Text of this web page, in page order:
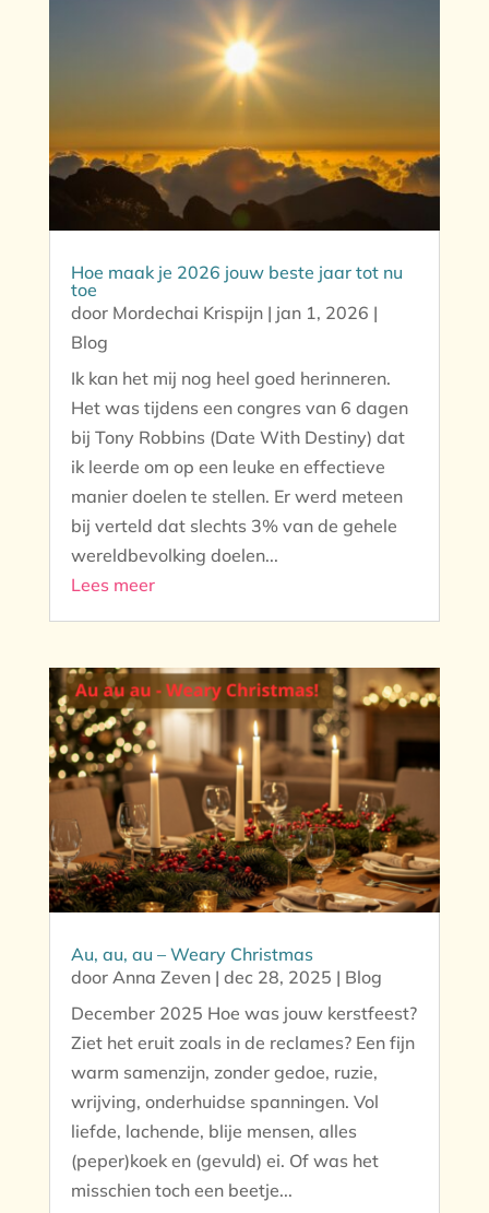
Hoe maak je 2026 jouw beste jaar tot nu
toe
door Mordechai Krispijn| jan 1, 2026 |
Blog
Ik kan het mij nog heel goed herinneren.
Het was tijdens een congres van 6 dagen
bij Tony Robbins (Date With Destiny) dat
ik leerde om op een leuke en effectieve
manier doelen te stellen. Er werd meteen
bij verteld dat slechts 3% van de gehele
wereldbevolking doelen...
Lees meer
Au, au, au – Weary Christmas
door Anna Zeven| dec 28, 2025 | Blog
December 2025 Hoe was jouw kerstfeest?
Ziet het eruit zoals in de reclames? Een fijn
warm samenzijn, zonder gedoe, ruzie,
wrijving, onderhuidse spanningen. Vol
liefde, lachende, blije mensen, alles
(peper)koek en (gevuld) ei. Of was het
misschien toch een beetje...